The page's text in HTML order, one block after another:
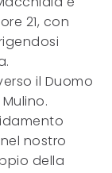
21, con
il Duomo
nostro
della